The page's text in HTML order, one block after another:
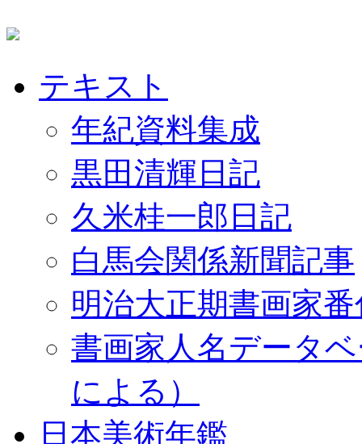
テキスト
年紀資料集成
黒田清輝日記
久米桂一郎日記
白馬会関係新聞記事
明治大正期書画家
書画家人名データ
による）
日本美術年鑑